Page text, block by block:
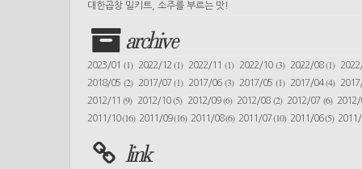
대한곱창 밀키트, 소주를 부르는 맛!
archive
2023/01 (1) 2022/12(1) 2022/11(1) 2022/10 (3) 2022/08(1)
2018/05 (2) 2017/07(1) 2017/06(3) 2017/05 (1) 2017/04(4)
2012/11(9) 2012/10(5) 2012/09(6) 2012/08 (2) 2012/07 (6)
2011/10(16) 2011/09(16) 2011/08(6) 2011/07(10) 2011/06(5)
link